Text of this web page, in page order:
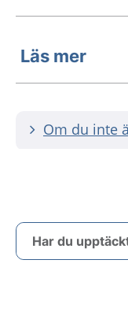
Läs mer
Om du inte
Har du